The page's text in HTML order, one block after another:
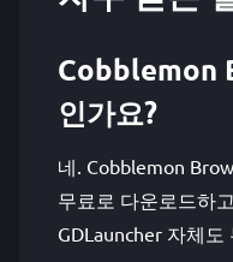
Cobblemon
인가요?
네. Cobblemon
무료로 다운로드하
GDLauncher 자체